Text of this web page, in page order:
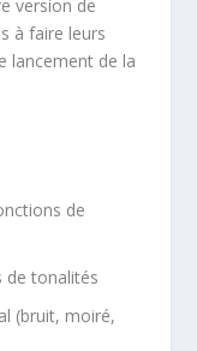
version de
à faire leurs
lancement de la
de
de tonalités
(bruit, moiré,